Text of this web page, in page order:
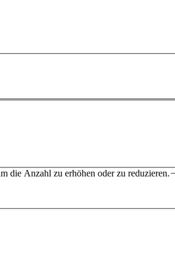
die Anzahl zu erhöhen oder zu reduzieren.